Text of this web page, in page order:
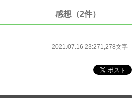
感想（2件）
2021.07.16 23:271,278文字